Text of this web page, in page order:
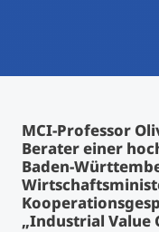
Study
Masterclasses
MCI-Professor
Berater einer
Baden-
„Industrial Value